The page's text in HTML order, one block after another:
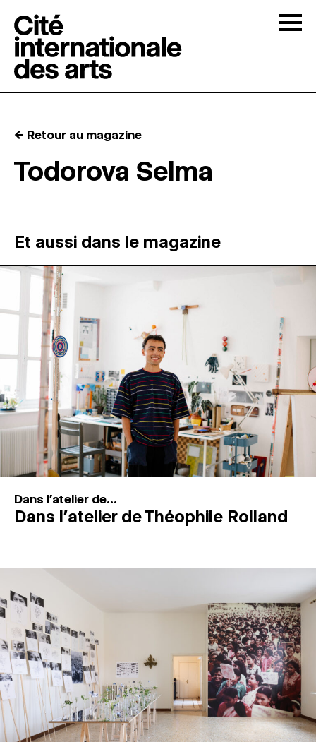
RÉSIDENCES ↓
ATELIERS OUVERTS
PROGRAMMATION
MAGAZINE
ESPACES DE PRATIQUE ARTISTIQUE ↓
Recherche
Connexion
← Retour au magazine
Todorova Selma
Et aussi dans le magazine
Dans l'atelier de...
Dans l’atelier de Théophile Rolland